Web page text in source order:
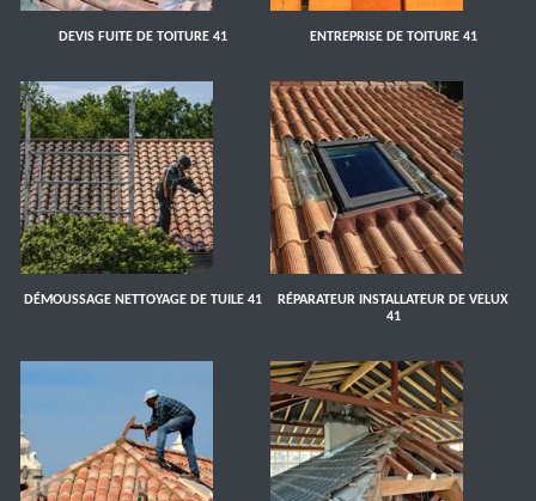
DEVIS FUITE DE TOITURE 41 ENTREPRISE DE TOITURE 41
DÉMOUSSAGE NETTOYAGE DE TUILE 41
RÉPARATEUR INSTALLATEUR DE VELUX
41